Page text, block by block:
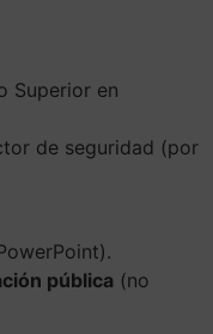
Superior en
de seguridad (por
pública (no